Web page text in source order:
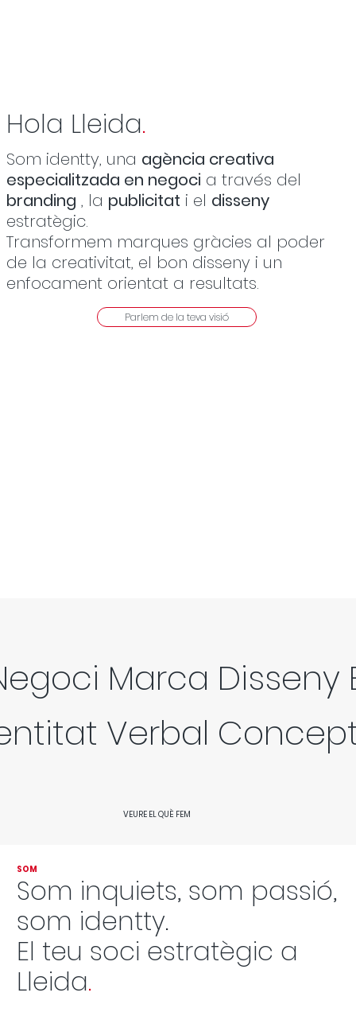
Hola Lleida.
Som identty, una agència creativa
especialitzada en negoci a través del
branding , la publicitat i el disseny
estratègic.
Transformem marques gràcies al poder
de la creativitat, el bon disseny i un
enfocament orientat a resultats.
Parlem de la teva visió
Marca Disseny
Verbal
VEURE EL QUÈ FEM
SOM
Som inquiets, som passió,
som identty.
El teu soci estratègic a
Lleida.